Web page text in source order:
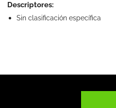
Descriptores:
Sin clasificación específica